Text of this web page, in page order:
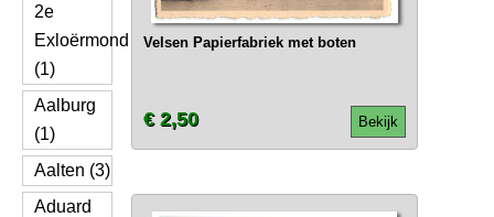
2e
Exloërmond
(1)
Aalburg
(1)
Aalten (3)
Aduard
Velsen Papierfabriek met boten
Bekijk
€ 2,50